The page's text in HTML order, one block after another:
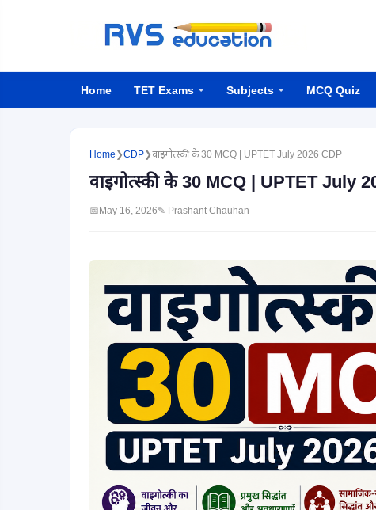
Home TET Exams Subjects MCQ Quiz
Home ❯CDP❯वाइगोत्स्की के 30 MCQ | UPTET July 2026 CDP
वाइगोत्स्की के 30 MCQ | UPTET July
📅 May 16, 2026✎ Prashant Chauhan